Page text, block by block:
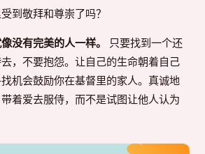
到敬拜和尊崇了吗？
没有完美的人一样。
只要找到一个还
，不要抱怨。让自己的生命朝着自己
机会鼓励你在基督里的家人。真诚地
着爱去服侍，而不是试图让他人认为